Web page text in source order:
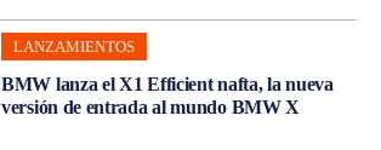
LANZAMIENTOS
BMW lanza el X1 Efficient nafta, la nueva
versión de entrada al mundo BMW X